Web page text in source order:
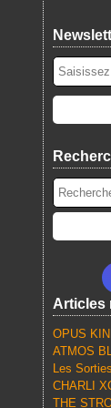
Articles
OPUS
ATMOS
Les
CHARLI
THE